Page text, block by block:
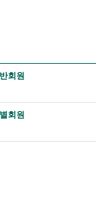
회원
회원